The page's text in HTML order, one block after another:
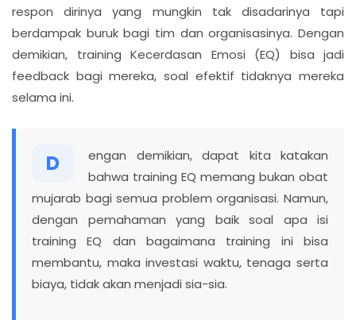
respon dirinya yang mungkin tak disadarinya tapi
berdampak buruk bagi tim dan organisasinya. Dengan
demikian, training Kecerdasan Emosi (EQ) bisa jadi
feedback bagi mereka, soal efektif tidaknya mereka
selama ini.
D
engan demikian, dapat kita katakan
bahwa training EQ memang bukan obat
mujarab bagi semua problem organisasi. Namun,
dengan pemahaman yang baik soal apa isi
training EQ dan bagaimana training ini bisa
membantu, maka investasi waktu, tenaga serta
biaya, tidak akan menjadi sia-sia.